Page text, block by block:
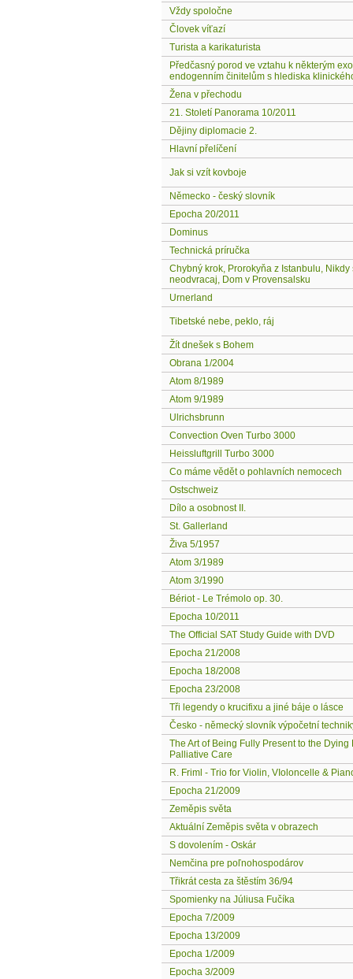
Vždy spoločne
Človek víťazí
Turista a karikaturista
Předčasný porod ve vztahu k některým
endogenním činitelům s hlediska
Žena v přechodu
21. Století Panorama 10/2011
Dějiny diplomacie 2.
Hlavní přelíčení
Jak si vzít kovboje
Německo - český slovník
Epocha 20/2011
Dominus
Technická príručka
Chybný krok, Prorokyňa z Istanbulu, Nikdy
neodvracaj, Dom v Provensalsku
Urnerland
Tibetské nebe, peklo, ráj
Žít dnešek s Bohem
Obrana 1/2004
Atom 8/1989
Atom 9/1989
Ulrichsbrunn
Convection Oven Turbo 3000
Heissluftgrill Turbo 3000
Co máme vědět o pohlavních nemocech
Ostschweiz
Dílo a osobnost II.
St. Gallerland
Živa 5/1957
Atom 3/1989
Atom 3/1990
Bériot - Le Trémolo op. 30.
Epocha 10/2011
The Official SAT Study Guide with DVD
Epocha 21/2008
Epocha 18/2008
Epocha 23/2008
Tři legendy o krucifixu a jiné báje o lásce
Česko - německý slovník výpočetní
The Art of Being Fully Present to the Dying
Palliative Care
R. Friml - Trio for Violin, VIoloncelle &
Epocha 21/2009
Zeměpis světa
Aktuální Zeměpis světa v obrazech
S dovolením - Oskár
Nemčina pre poľnohospodárov
Třikrát cesta za štěstím 36/94
Spomienky na Júliusa Fučíka
Epocha 7/2009
Epocha 13/2009
Epocha 1/2009
Epocha 3/2009